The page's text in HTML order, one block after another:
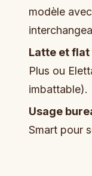
modèle
Latte et
Plus ou
imbattable).
Usage
Smart pour